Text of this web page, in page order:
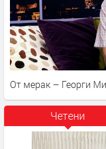
От мерак – Георги
Четени